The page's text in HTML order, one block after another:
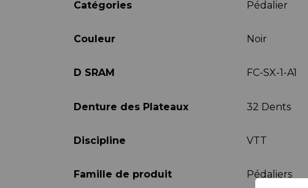
Catégories Pédalier
Couleur Noir
D SRAM FC-SX-1-A1
Denture des Plateaux 32 Dents
Discipline VTT
Famille de produit Pédaliers